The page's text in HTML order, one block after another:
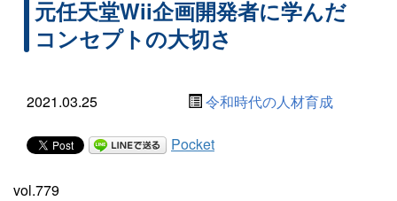
元任天堂Wii企画開発者に学んだ
コンセプトの大切さ
2021.03.25 令和時代の人材育成
Pocket
vol.779